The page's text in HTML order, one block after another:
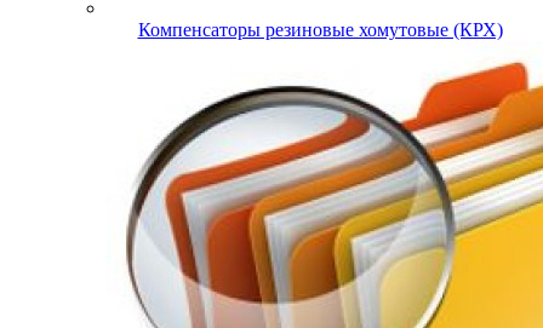
Компенсаторы резиновые хомутовые (КРХ)